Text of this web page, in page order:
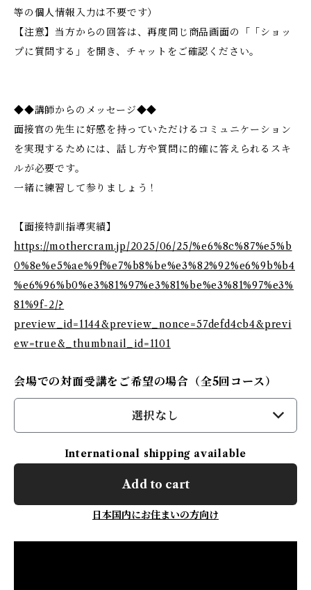
等の個人情報入力は不要です）
【注意】当方からの回答は、再度同じ商品画面の「「ショッ
プに質問する」を開き、チャットをご確認ください。
◆◆講師からのメッセージ◆◆
面接官の先生に好感を持っていただけるコミュニケーション
を実現するためには、話し方や質問に的確に答えられるスキ
ルが必要です。
一緒に練習して参りましょう！
【面接特訓指導実績】
https://mothercram.jp/2025/06/25/%e6%8c%87%e5%b
0%8e%e5%ae%9f%e7%b8%be%e3%82%92%e6%9b%b4
%e6%96%b0%e3%81%97%e3%81%be%e3%81%97%e3%
81%9f-2/?
preview_id=1144&preview_nonce=57defd4cb4&previ
ew=true&_thumbnail_id=1101
会場での対面受講をご希望の場合（全5回コース）
選択なし
International shipping available
Add to cart
日本国内にお住まいの方向け